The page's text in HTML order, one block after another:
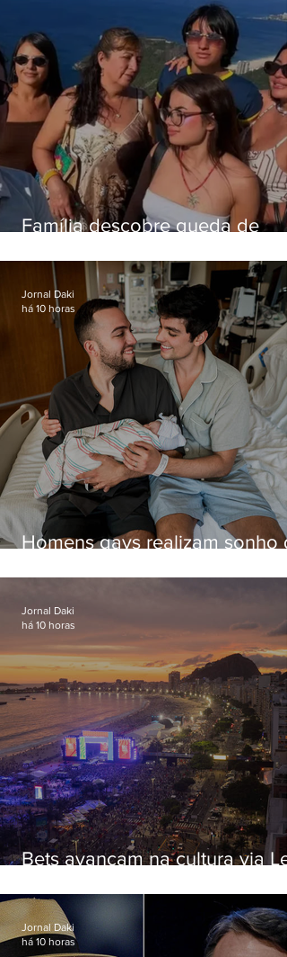
Família descobre queda de
enquanto aguardava segundo
voo
Homens gays realizam sonho
paternidade
Jornal Daki
há 10 horas
Bets avançam na cultura via Lei
artistas
Jornal Daki
há 10 horas
Jornal Daki
há 10 horas